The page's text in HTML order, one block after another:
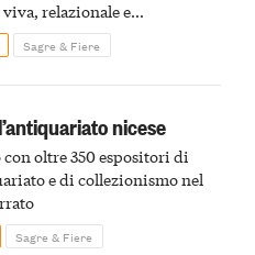
relazionale e
Sagre & Fiere
nicese
oltre 350 espositori di
e di collezionismo nel
Sagre & Fiere